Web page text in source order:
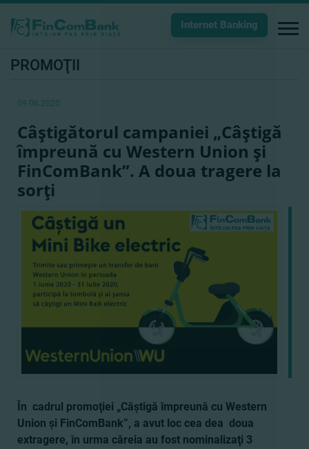
Internet Banking
PROMOŢII
09.06.2020
Câştigătorul campaniei „Câştigă
împreună cu Western Union şi
FinComBank”. A doua tragere la
sorţi
În cadrul promoţiei „Câştigă împreună cu Western
Union şi FinComBank”, a avut loc cea dea doua
extragere, în urma căreia au fost nominalizaţi 3